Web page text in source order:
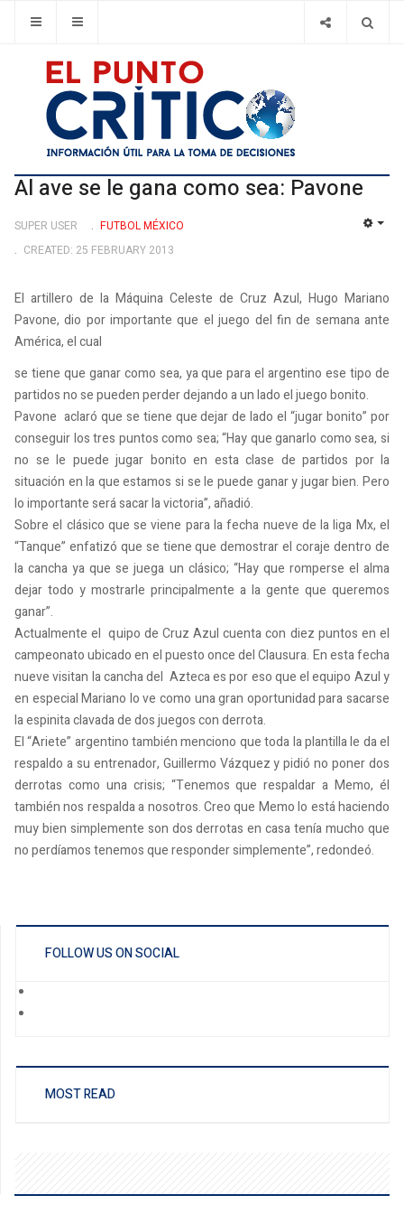
Al ave se le gana como sea: Pavone
SUPER USER
FUTBOL MÉXICO
CREATED: 25 FEBRUARY 2013
El artillero de la Máquina Celeste de Cruz Azul, Hugo Mariano
Pavone, dio por importante que el juego del fin de semana ante
América, el cual
se tiene que ganar como sea, ya que para el argentino ese tipo de
partidos no se pueden perder dejando a un lado el juego bonito.
Pavone aclaró que se tiene que dejar de lado el “jugar bonito” por
conseguir los tres puntos como sea; “Hay que ganarlo como sea, si
no se le puede jugar bonito en esta clase de partidos por la
situación en la que estamos si se le puede ganar y jugar bien. Pero
lo importante será sacar la victoria”, añadió.
Sobre el clásico que se viene para la fecha nueve de la liga Mx, el
“Tanque” enfatizó que se tiene que demostrar el coraje dentro de
la cancha ya que se juega un clásico; “Hay que romperse el alma
dejar todo y mostrarle principalmente a la gente que queremos
ganar”.
Actualmente el quipo de Cruz Azul cuenta con diez puntos en el
campeonato ubicado en el puesto once del Clausura. En esta fecha
nueve visitan la cancha del Azteca es por eso que el equipo Azul y
en especial Mariano lo ve como una gran oportunidad para sacarse
la espinita clavada de dos juegos con derrota.
El “Ariete” argentino también menciono que toda la plantilla le da el
respaldo a su entrenador, Guillermo Vázquez y pidió no poner dos
derrotas como una crisis; “Tenemos que respaldar a Memo, él
también nos respalda a nosotros. Creo que Memo lo está haciendo
muy bien simplemente son dos derrotas en casa tenía mucho que
no perdíamos tenemos que responder simplemente”, redondeó.
FOLLOW US ON SOCIAL
MOST READ